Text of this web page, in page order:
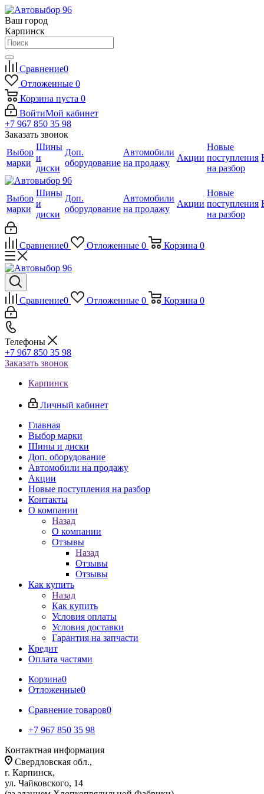
Ваш город
Карпинск
Сравнение0
Отложенные 0
Корзина пуста 0
ВойтиМой кабинет
+7 967 850 35 98
Заказать звонок
Выбор
марки
Шины
и
диски
Доп.
оборудование
Автомобили
на продажу
Акции
Новые
поступления
на разбор
Выбор
марки
Шины
и
диски
Доп.
оборудование
Автомобили
на продажу
Акции
Новые
поступления
на разбор
Сравнение0 Отложенные 0 Корзина 0
Сравнение0 Отложенные 0 Корзина 0
Телефоны
+7 967 850 35 98
Заказать звонок
Карпинск
Личный кабинет
Главная
Выбор марки
Шины и диски
Доп. оборудование
Автомобили на продажу
Акции
Новые поступления на разбор
Контакты
О компании
Назад
О компании
Отзывы
Назад
Отзывы
Отзывы
Как купить
Назад
Как купить
Условия оплаты
Условия доставки
Гарантия на запчасти
Кредит
Оплата частями
Корзина0
Отложенные0
Сравнение товаров0
+7 967 850 35 98
Контактная информация
Свердловская обл.,
г. Карпинск,
ул. Чайковского, 14